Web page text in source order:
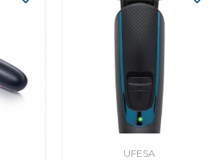
UFESA